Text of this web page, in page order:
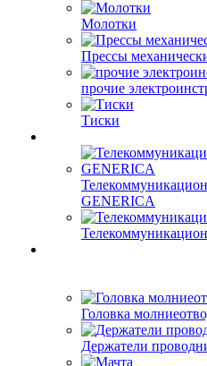
Молотки
Прессы
прочие
Тиски
GENERICA
Головка
Держатели